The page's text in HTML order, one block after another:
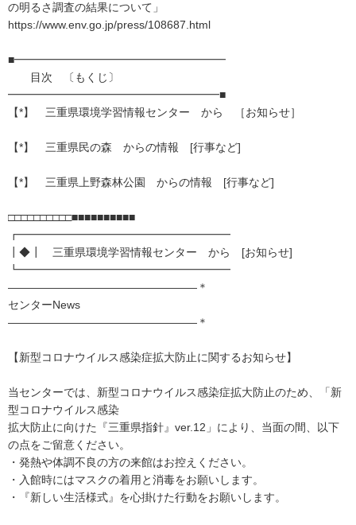
の明るさ調査の結果について」
https://www.env.go.jp/press/108687.html
■━━━━━━━━━━━━━━━━━━━
目次 〔もくじ〕
━━━━━━━━━━━━━━━━━━━■
【*】 三重県環境学習情報センター から ［お知らせ］
【*】 三重県民の森 からの情報 [行事など]
【*】 三重県上野森林公園 からの情報 [行事など]
□□□□□□□□□□■■■■■■■■■■
┏━━━━━━━━━━━━━━━━━━━
┃◆┃ 三重県環境学習情報センター から [お知らせ]
┗━━━━━━━━━━━━━━━━━━━
―――――――――――――――――＊
センターNews
―――――――――――――――――＊
【新型コロナウイルス感染症拡大防止に関するお知らせ】
当センターでは、新型コロナウイルス感染症拡大防止のため、「新
型コロナウイルス感染
拡大防止に向けた『三重県指針』ver.12」により、当面の間、以下
の点をご留意ください。
・発熱や体調不良の方の来館はお控えください。
・入館時にはマスクの着用と消毒をお願いします。
・『新しい生活様式』を心掛けた行動をお願いします。